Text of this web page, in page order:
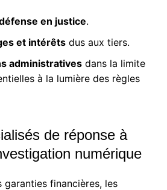
en justice.
et intérêtsdus aux tiers.
administrativesdans la limite
à la lumière des règles
de réponse à
numérique
garanties financières, les